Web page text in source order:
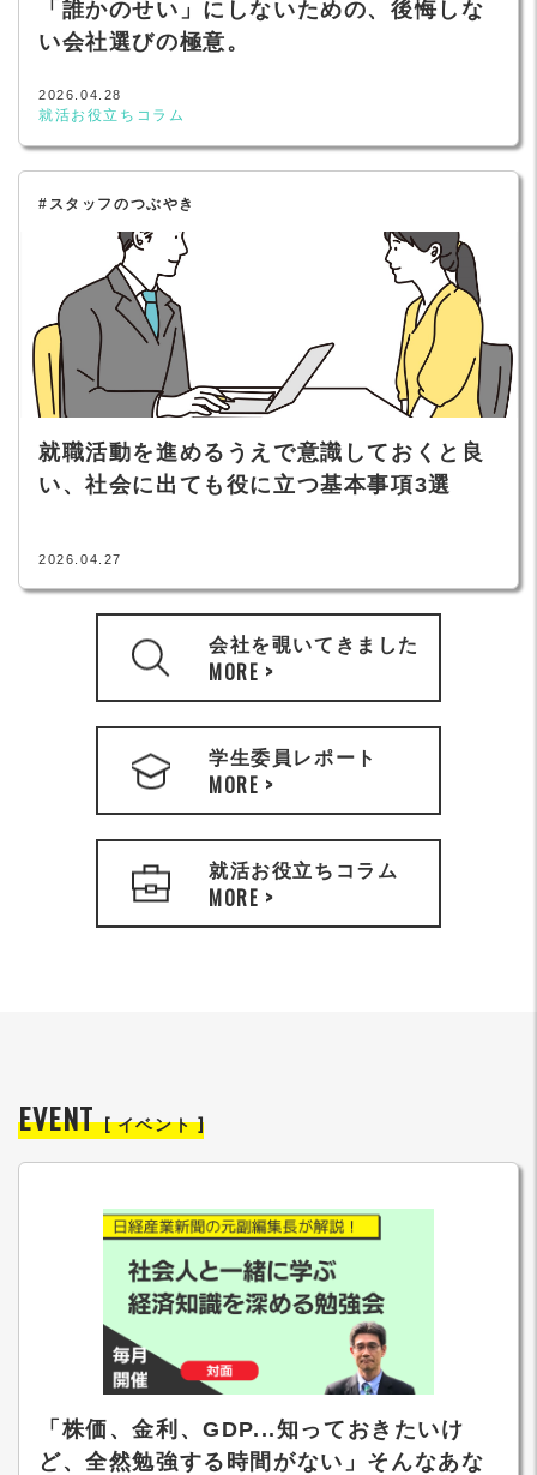
「誰かのせい」にしないための、後悔しな
い会社選びの極意。
2026.04.28
就活お役立ちコラム
#スタッフのつぶやき
就職活動を進めるうえで意識しておくと良
い、社会に出ても役に立つ基本事項3選
2026.04.27
会社を覗いてきました
MORE >
学生委員レポート
MORE >
就活お役立ちコラム
MORE >
EVENT[ イベント ]
「株価、金利、GDP...知っておきたいけ
ど、全然勉強する時間がない」そんなあな